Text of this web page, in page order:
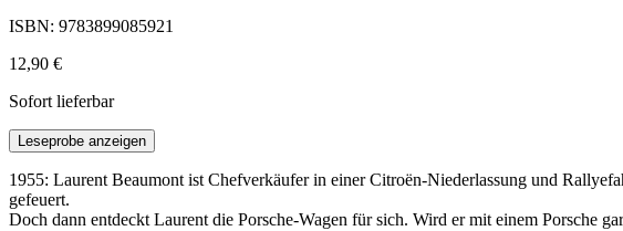
ISBN: 9783899085921
12,90 €
Sofort lieferbar
Leseprobe anzeigen
1955: Laurent Beaumont ist Chefverkäufer in einer Citroën-Niederlassung und
gefeuert.
Doch dann entdeckt Laurent die Porsche-Wagen für sich. Wird er mit einem Porsche